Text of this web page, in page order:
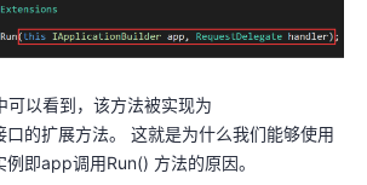
可以看到，该方法被实现为
的扩展方法。 这就是为什么我们能够使用
即app调用Run() 方法的原因。